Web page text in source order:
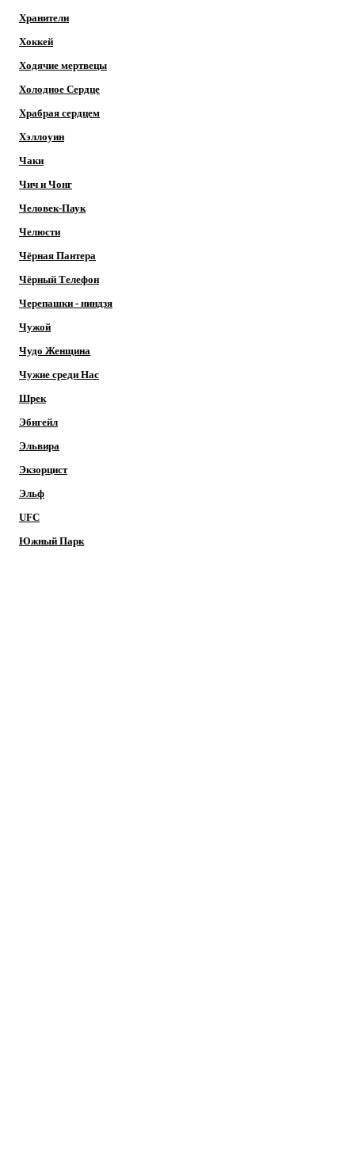
Хранители
Хоккей
Ходячие мертвецы
Холодное Сердце
Храбрая сердцем
Хэллоуин
Чаки
Чич и Чонг
Человек-Паук
Челюсти
Чёрная Пантера
Чёрный Телефон
Черепашки - ниндзя
Чужой
Чудо Женщина
Чужие среди Нас
Шрек
Эбигейл
Эльвира
Экзорцист
Эльф
UFC
Южный Парк